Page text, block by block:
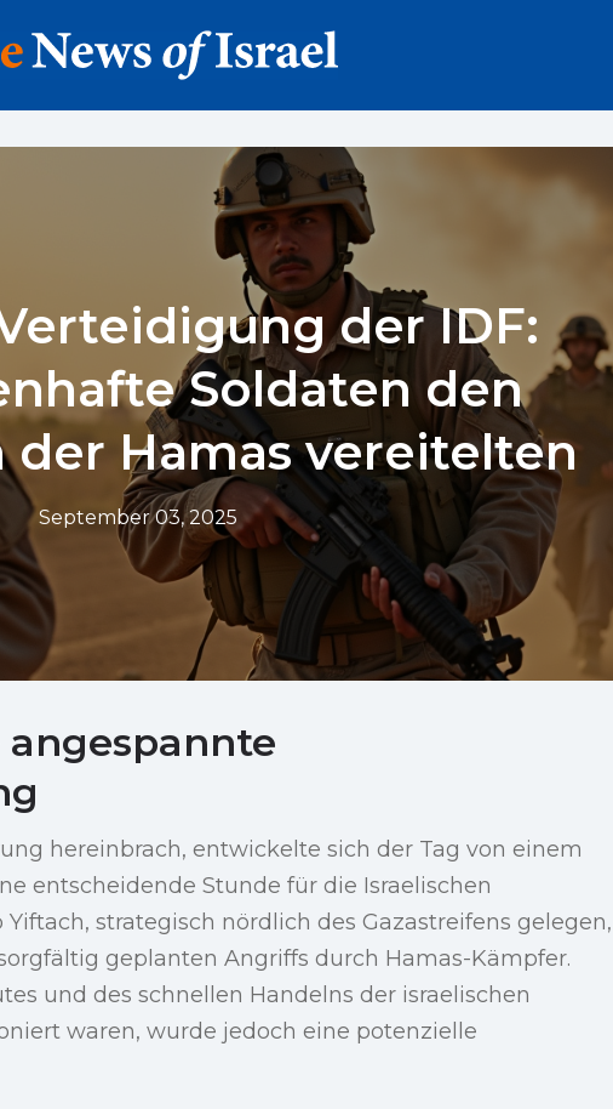
der IDF:
Soldaten den
der Hamas vereitelten
September 03, 2025
hereinbrach, entwickelte sich der Tag von einem
entscheidende Stunde für die Israelischen
strategisch nördlich des Gazastreifens gelegen,
geplanten Angriffs durch Hamas-Kämpfer.
und des schnellen Handelns der israelischen
waren, wurde jedoch eine potenzielle